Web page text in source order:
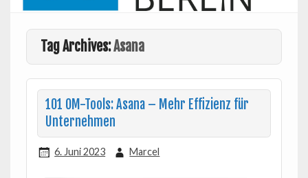
Tag Archives:Asana
101 OM-Tools: Asana – Mehr Effizienz für
Unternehmen
6. Juni 2023 Marcel